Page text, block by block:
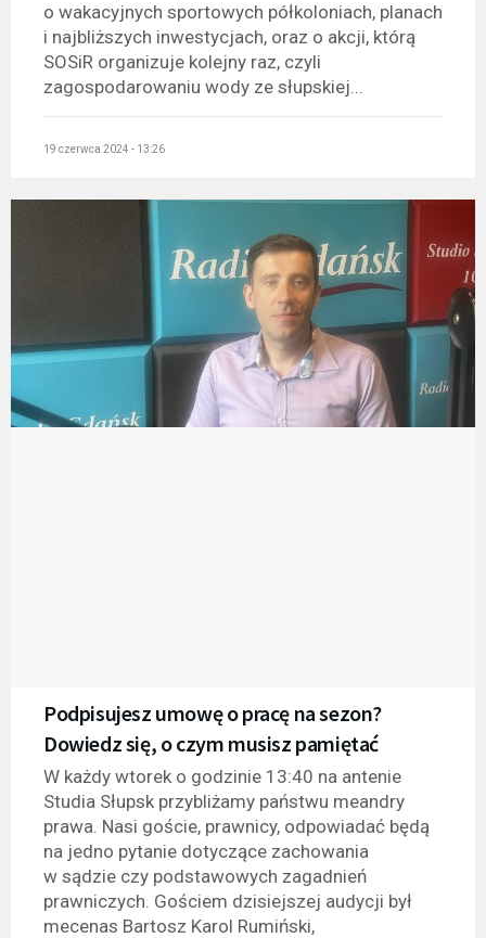
o wakacyjnych sportowych półkoloniach, planach
i najbliższych inwestycjach, oraz o akcji, którą
SOSiR organizuje kolejny raz, czyli
zagospodarowaniu wody ze słupskiej...
19 czerwca 2024 - 13:26
Podpisujesz umowę o pracę na sezon?
Dowiedz się, o czym musisz pamiętać
W każdy wtorek o godzinie 13:40 na antenie
Studia Słupsk przybliżamy państwu meandry
prawa. Nasi goście, prawnicy, odpowiadać będą
na jedno pytanie dotyczące zachowania
w sądzie czy podstawowych zagadnień
prawniczych. Gościem dzisiejszej audycji był
mecenas Bartosz Karol Rumiński,